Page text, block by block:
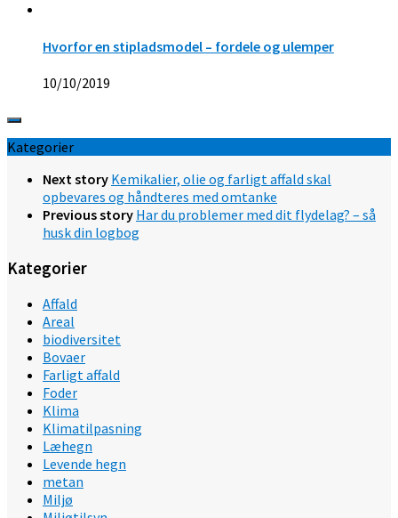
Hvorfor en stipladsmodel – fordele og ulemper
10/10/2019
Kategorier
Next story Kemikalier, olie og farligt affald skal
opbevares og håndteres med omtanke
Previous story Har du problemer med dit flydelag? – så
husk din logbog
Kategorier
Affald
Areal
biodiversitet
Bovaer
Farligt affald
Foder
Klima
Klimatilpasning
Læhegn
Levende hegn
metan
Miljø